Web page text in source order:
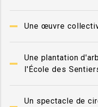
Une œuvre
Une plantation
l'École des
Un spectacle de